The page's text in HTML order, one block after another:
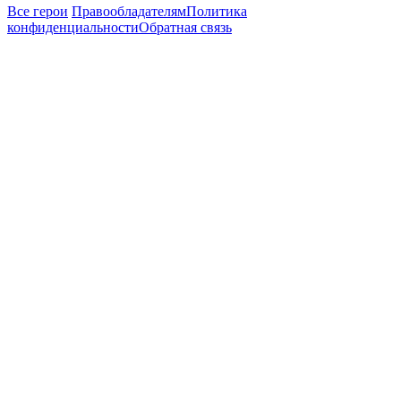
Все герои ПравообладателямПолитика
конфиденциальностиОбратная связь